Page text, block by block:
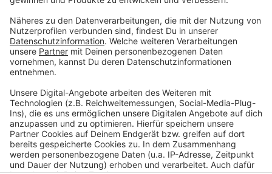
Jugendamt und dem Amt für Migration und Integration
zusammenarbeiten. Man erhofft sich dadurch, besser
mit den Jugendlichen ins Gespräch zu kommen.
Anzeige
Anzeige